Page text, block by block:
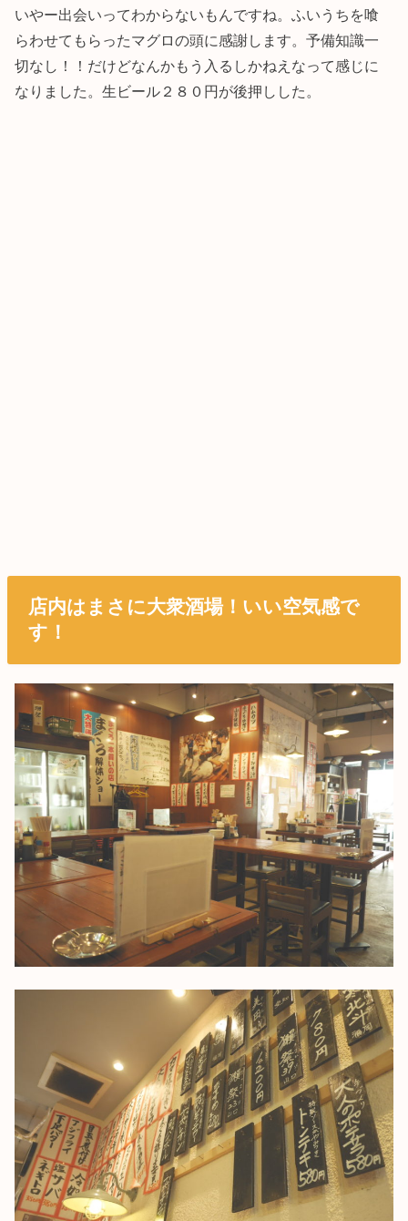
いやー出会いってわからないもんですね。ふいうちを喰
らわせてもらったマグロの頭に感謝します。予備知識一
切なし！！だけどなんかもう入るしかねえなって感じに
なりました。生ビール２８０円が後押しした。
店内はまさに大衆酒場！いい空気感で
す！